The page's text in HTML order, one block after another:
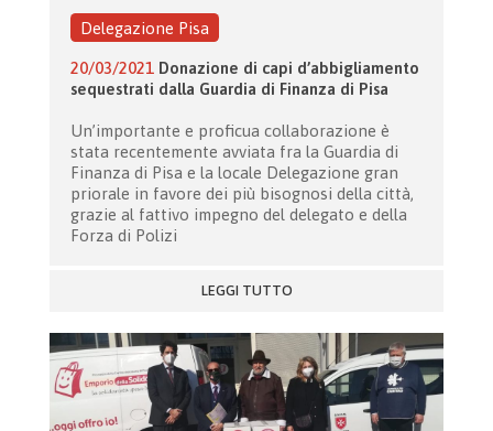
Delegazione Pisa
20/03/2021 Donazione di capi d’abbigliamento
sequestrati dalla Guardia di Finanza di Pisa
Un’importante e proficua collaborazione è
stata recentemente avviata fra la Guardia di
Finanza di Pisa e la locale Delegazione gran
priorale in favore dei più bisognosi della città,
grazie al fattivo impegno del delegato e della
Forza di Polizi
LEGGI TUTTO